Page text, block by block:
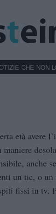
CHE NON
età avere
maniere
anche
un tic, o
fissi in tv.